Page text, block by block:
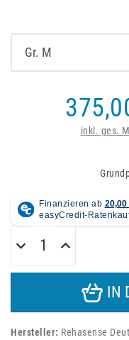
inkl. ges.
IN
Hersteller: Rehasense